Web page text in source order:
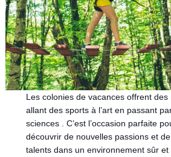
Les colonies de vacances offrent des
allant des sports à l’art en passant
sciences . C’est l’occasion parfaite
découvrir de nouvelles passions et
talents dans un environnement sûr